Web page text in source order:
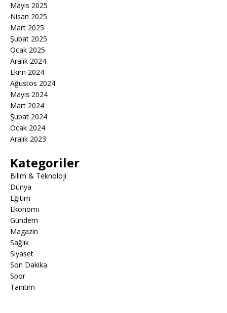
Mayıs 2025
Nisan 2025
Mart 2025
Şubat 2025
Ocak 2025
Aralık 2024
Ekim 2024
Ağustos 2024
Mayıs 2024
Mart 2024
Şubat 2024
Ocak 2024
Aralık 2023
Kategoriler
Bilim & Teknoloji
Dünya
Eğitim
Ekonomi
Gündem
Magazin
Sağlık
Siyaset
Son Dakika
Spor
Tanıtım